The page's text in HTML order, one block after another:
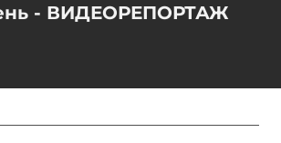
- ВИДЕОРЕПОРТАЖ